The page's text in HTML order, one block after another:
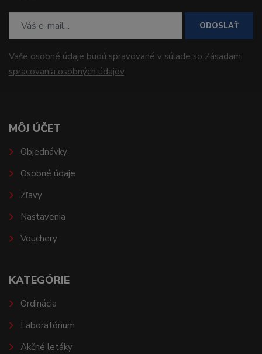
ODOSLAŤ
Vaše osobné údaje budú spravované v súlade so Zásadami
spracovania osobných údajov.
MÔJ ÚČET
Objednávky
Osobné údaje
Zľavy
Nastavenia
Vouchery
KATEGÓRIE
Ordinácia
Laboratórium
Akčné letáky